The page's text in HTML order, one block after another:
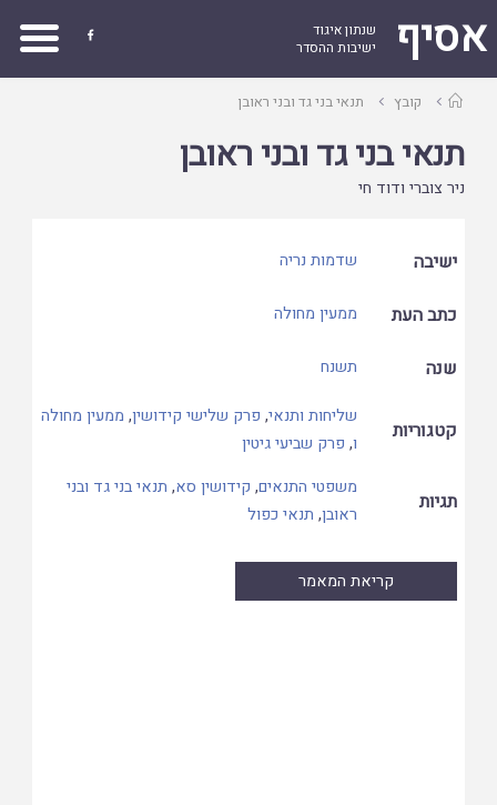
אסיף
שנתון איגוד
ישיבות ההסדר

עמודקובץ תנאי בני גד ובני ראובן
תנאי בני גד ובני ראובן
ניר צוברי ודוד חי
ישיבה שדמות נריה
כתב העת ממעין מחולה
שנה תשנח
קטגוריות
שליחות ותנאי, פרק שלישי קידושין, ממעין מחולה
ו, פרק שביעי גיטין
תגיות
משפטי התנאים, קידושין סא, תנאי בני גד ובני
ראובן, תנאי כפול
קריאת המאמר